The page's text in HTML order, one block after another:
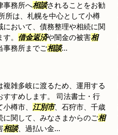
事務所へ相談されることをお勧
所は、札幌を中心として小樽
おいて、債務整理や相続に関
。 借金返済や闇金の被害相
事務所までご相談...
雑多岐に渡るため、運用する
すすめします。 司法書士・行
樽市、
江別市、石狩市、千歳
関して、みなさまからのご相
相談、過払い金...